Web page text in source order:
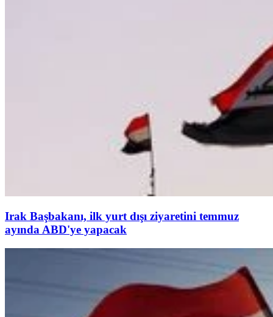
Irak Başbakanı, ilk yurt dışı ziyaretini temmuz
ayında ABD'ye yapacak